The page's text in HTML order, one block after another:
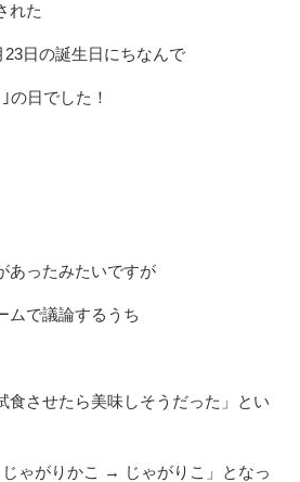
れた
日の誕生日にちなんで
の日でした！
あったみたいですが
ムで議論するうち
食させたら美味しそうだった」とい
ゃがりかこ → じゃがりこ」となっ